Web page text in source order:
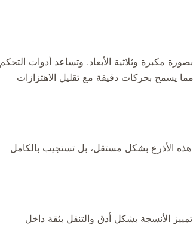
مكبرة وثلاثية الأبعاد. وتساعد أدوات التحكم
يسمح بحركات دقيقة مع تقليل الاهتزازات
هذه الأذرع بشكل مستقل، بل تستجيب بالكامل
الأنسجة بشكل أدق والتنقل بثقة داخل